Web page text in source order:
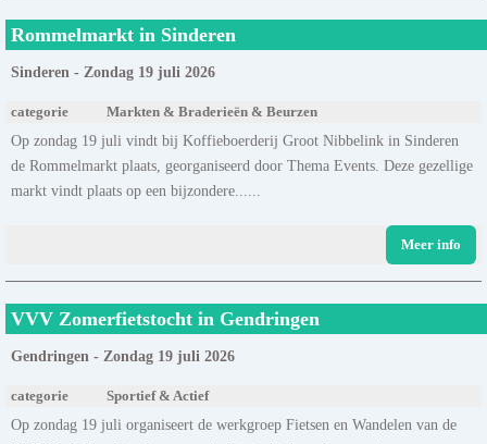
Rommelmarkt in Sinderen
Sinderen - Zondag 19 juli 2026
categorie Markten & Braderieën & Beurzen
Op zondag 19 juli vindt bij Koffieboerderij Groot Nibbelink in Sinderen
de Rommelmarkt plaats, georganiseerd door Thema Events. Deze gezellige
markt vindt plaats op een bijzondere......
Meer info
VVV Zomerfietstocht in Gendringen
Gendringen - Zondag 19 juli 2026
categorie Sportief & Actief
Op zondag 19 juli organiseert de werkgroep Fietsen en Wandelen van de